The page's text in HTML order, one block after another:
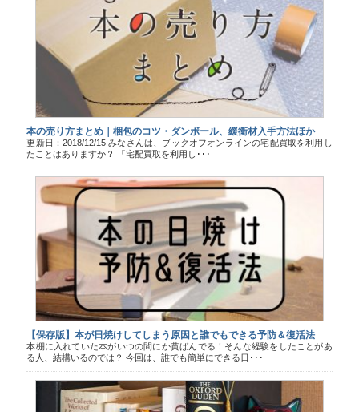
本の売り方まとめ｜梱包のコツ・ダンボール、緩衝材入手方法ほか
更新日：2018/12/15 みなさんは、ブックオフオンラインの宅配買取を利用し
たことはありますか？ 「宅配買取を利用し･･･
【保存版】本が日焼けしてしまう原因と誰でもできる予防＆復活法
本棚に入れていた本がいつの間にか黄ばんでる！そんな経験をしたことがあ
る人、結構いるのでは？ 今回は、誰でも簡単にできる日･･･